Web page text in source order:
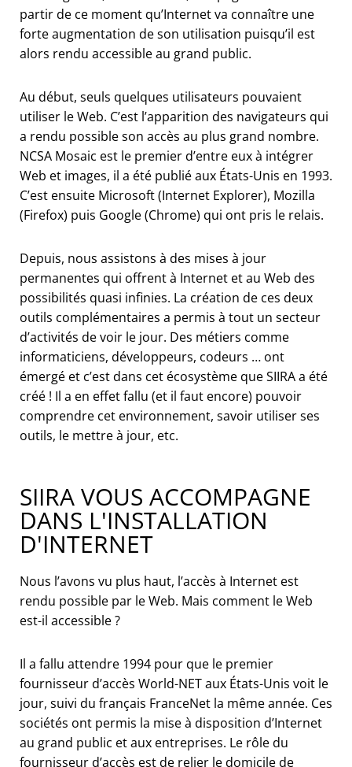
partir de ce moment qu’Internet va connaître une
forte augmentation de son utilisation puisqu’il est
alors rendu accessible au grand public.
Au début, seuls quelques utilisateurs pouvaient
utiliser le Web. C’est l’apparition des navigateurs qui
a rendu possible son accès au plus grand nombre.
NCSA Mosaic est le premier d’entre eux à intégrer
Web et images, il a été publié aux États-Unis en 1993.
C’est ensuite Microsoft (Internet Explorer), Mozilla
(Firefox) puis Google (Chrome) qui ont pris le relais.
Depuis, nous assistons à des mises à jour
permanentes qui offrent à Internet et au Web des
possibilités quasi infinies. La création de ces deux
outils complémentaires a permis à tout un secteur
d’activités de voir le jour. Des métiers comme
informaticiens, développeurs, codeurs … ont
émergé et c’est dans cet écosystème que SIIRA a été
créé ! Il a en effet fallu (et il faut encore) pouvoir
comprendre cet environnement, savoir utiliser ses
outils, le mettre à jour, etc.
SIIRA VOUS ACCOMPAGNE
DANS L'INSTALLATION
D'INTERNET
Nous l’avons vu plus haut, l’accès à Internet est
rendu possible par le Web. Mais comment le Web
est-il accessible ?
Il a fallu attendre 1994 pour que le premier
fournisseur d’accès World-NET aux États-Unis voit le
jour, suivi du français FranceNet la même année. Ces
sociétés ont permis la mise à disposition d’Internet
au grand public et aux entreprises. Le rôle du
fournisseur d’accès est de relier le domicile de